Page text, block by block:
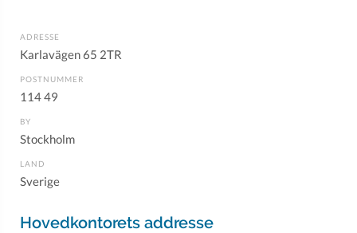
ADRESSE
Karlavägen 65 2TR
POSTNUMMER
114 49
BY
Stockholm
LAND
Sverige
Hovedkontorets addresse